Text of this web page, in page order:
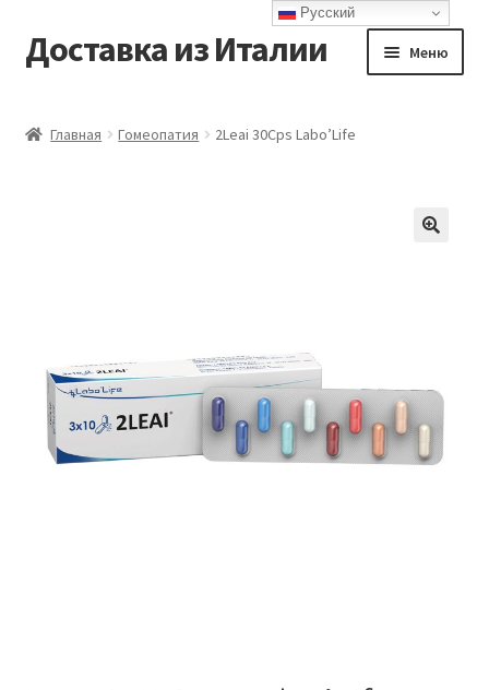
Перейти
к
Перейти
к
Доставка из Италии Меню
Оформление заказа
Главная Гомеопатия 2Leai 30Cps Labo’Life
Русский